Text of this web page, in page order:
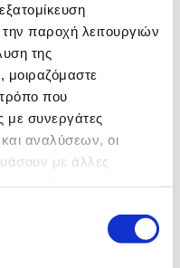
παροχή λειτουργιών
της
μοιραζόμαστε
που
με συνεργάτες
αναλύσεων, οι
με άλλες
εισβολή σε